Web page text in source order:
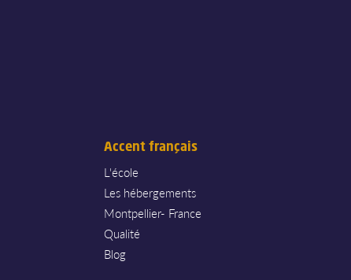
Accent français
L'école
Les hébergements
Montpellier- France
Qualité
Blog